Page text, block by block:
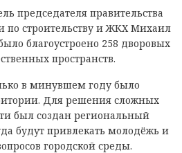
председателя правительства
по строительству и ЖКХ Михаил
благоустроено 258 дворовых
пространств.
в минувшем году было
Для решения сложных
был создан региональный
будут привлекать молодёжь и
городской среды.